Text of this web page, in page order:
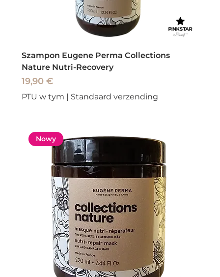
Szampon Eugene Perma Collections
Nature Nutri-Recovery
Cena
19,90 €
PTU w tym | Standaard verzending
Nowy